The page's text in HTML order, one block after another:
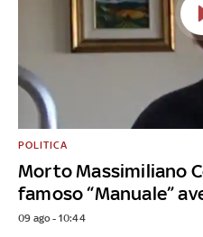
Morto Massimiliano
famoso “Manuale”
POLITICA
09 ago - 10:44